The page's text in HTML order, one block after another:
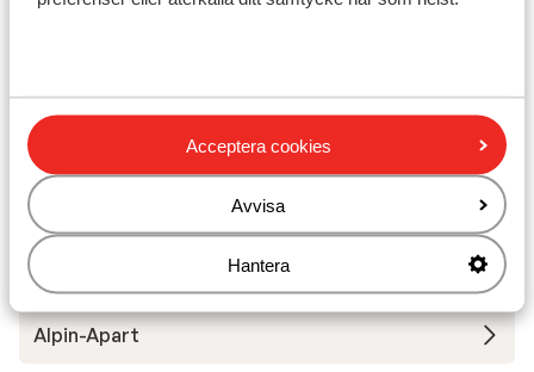
Acceptera cookies
Avvisa
Hantera
Andra boenden i Silvretta Skiregion
White Peak Apartments
Hotel Alpenromantik-Wirlerhof
Alpin-Apart